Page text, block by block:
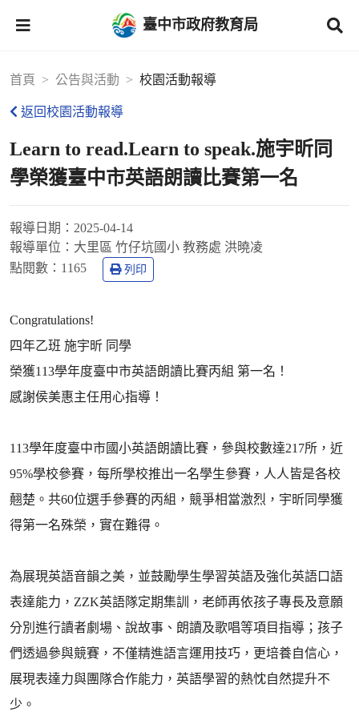
臺中市政府教育局
首頁 公告與活動 校園活動報導
返回校園活動報導
Learn to read.Learn to speak.施宇昕同
學榮獲臺中市英語朗讀比賽第一名
報導日期： 2025-04-14
報導單位： 大里區 竹仔坑國小 教務處 洪曉凌
點閱數： 1165 列印
Congratulations!
四年乙班 施宇昕 同學
榮獲113學年度臺中市英語朗讀比賽丙組 第一名！
感謝侯美惠主任用心指導！
113學年度臺中市國小英語朗讀比賽，參與校數達217所，近
95%學校參賽，每所學校推出一名學生參賽，人人皆是各校
翹楚。共60位選手參賽的丙組，競爭相當激烈，宇昕同學獲
得第一名殊榮，實在難得。
為展現英語音韻之美，並鼓勵學生學習英語及強化英語口語
表達能力，ZZK英語隊定期集訓，老師再依孩子專長及意願
分別進行讀者劇場、說故事、朗讀及歌唱等項目指導；孩子
們透過參與競賽，不僅精進語言運用技巧，更培養自信心，
展現表達力與團隊合作能力，英語學習的熱忱自然提升不
少。